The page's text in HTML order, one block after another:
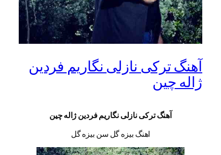
آهنگ ترکی نازلی نگاریم فردین
ژاله چین
آهنگ ترکی نازلی نگاریم فردین ژاله چین
اهنگ بیزه گل سن بیزه گل